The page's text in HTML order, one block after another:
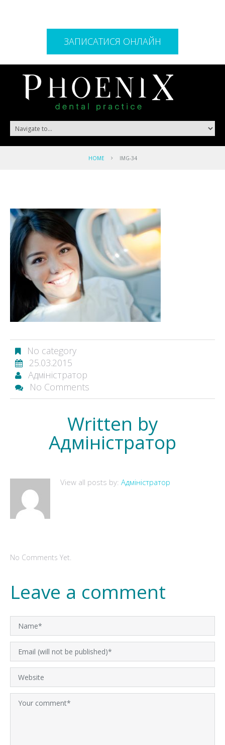
ЗАПИСАТИСЯ ОНЛАЙН
HOME IMG-34
No category
25.03.2015
Адміністратор
No Comments
Written by
Адміністратор
View all posts by: Адміністратор
No Comments Yet.
Leave a comment